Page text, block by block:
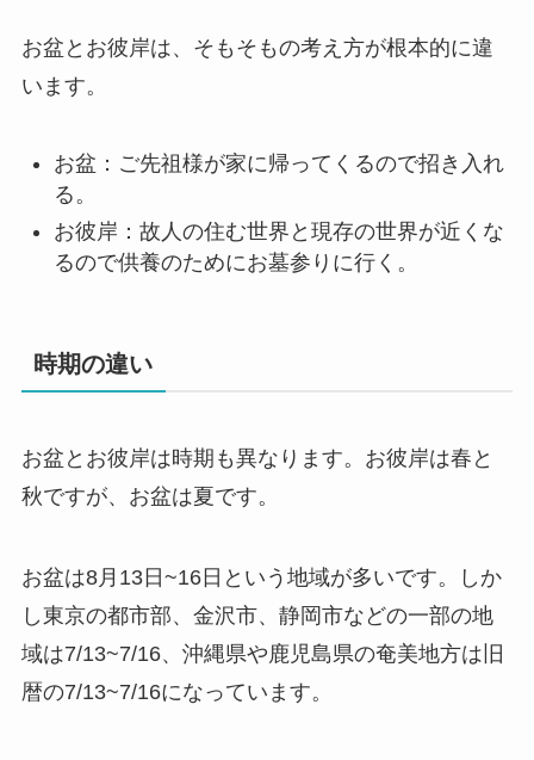
お盆とお彼岸は、そもそもの考え方が根本的に違
います。
お盆：ご先祖様が家に帰ってくるので招き入れ
る。
お彼岸：故人の住む世界と現存の世界が近くな
るので供養のためにお墓参りに行く。
時期の違い
お盆とお彼岸は時期も異なります。お彼岸は春と
秋ですが、お盆は夏です。
お盆は8月13日~16日という地域が多いです。しか
し東京の都市部、金沢市、静岡市などの一部の地
域は7/13~7/16、沖縄県や鹿児島県の奄美地方は旧
暦の7/13~7/16になっています。